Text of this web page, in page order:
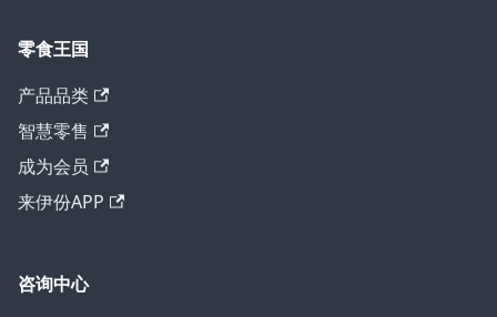
零食王国
产品品类
智慧零售
成为会员
来伊份APP
咨询中心